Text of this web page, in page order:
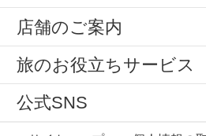
店舗のご案内
旅のお役立ちサービス
公式SNS